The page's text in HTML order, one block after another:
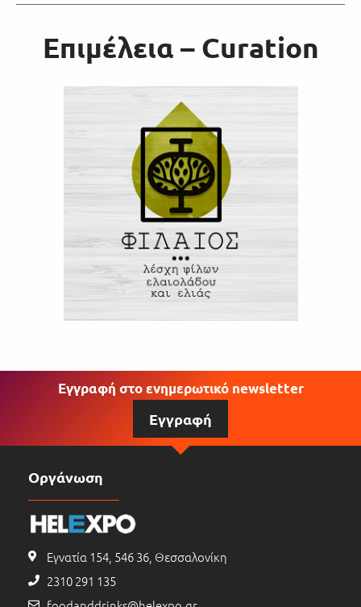
Επιμέλεια – Curation
Εγγραφή στο ενημερωτικό newsletter
Εγγραφή
Οργάνωση
Εγνατία 154, 546 36, Θεσσαλονίκη
2310 291 135